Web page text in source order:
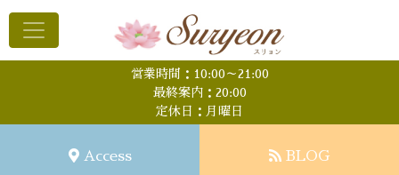
営業時間：10:00～21:00
最終案内：20:00
定休日：月曜日
Access BLOG